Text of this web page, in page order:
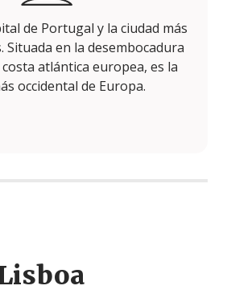
de Portugal y la ciudad más
Situada en la desembocadura
atlántica europea, es la
occidental de Europa.